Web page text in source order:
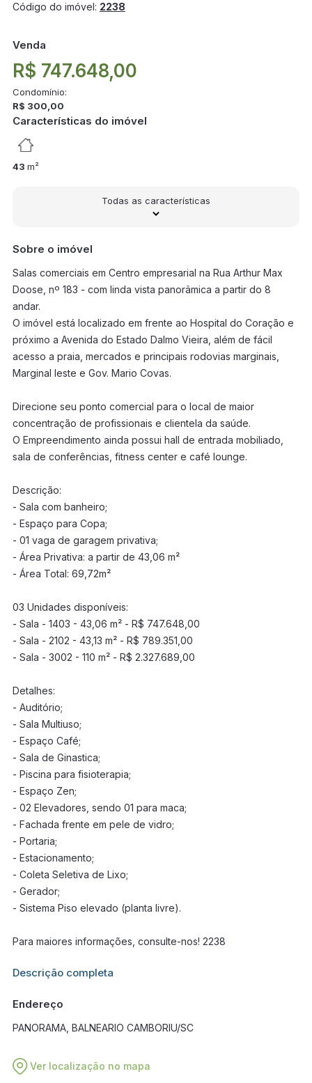
Código do imóvel: 2238
Venda
R$ 747.648,00
Condomínio:
R$ 300,00
Características do imóvel
43 m²
Todas as características
Sobre o imóvel
Salas comerciais em Centro empresarial na Rua Arthur Max
Doose, nº 183 - com linda vista panorâmica a partir do 8
andar.
O imóvel está localizado em frente ao Hospital do Coração e
próximo a Avenida do Estado Dalmo Vieira, além de fácil
acesso a praia, mercados e principais rodovias marginais,
Marginal leste e Gov. Mario Covas.
Direcione seu ponto comercial para o local de maior
concentração de profissionais e clientela da saúde.
O Empreendimento ainda possui hall de entrada mobiliado,
sala de conferências, fitness center e café lounge.
Descrição:
- Sala com banheiro;
- Espaço para Copa;
- 01 vaga de garagem privativa;
- Área Privativa: a partir de 43,06 m²
- Área Total: 69,72m²
03 Unidades disponíveis:
- Sala - 1403 - 43,06 m² - R$ 747.648,00
- Sala - 2102 - 43,13 m² - R$ 789.351,00
- Sala - 3002 - 110 m² - R$ 2.327.689,00
Detalhes:
- Auditório;
- Sala Multiuso;
- Espaço Café;
- Sala de Ginastica;
- Piscina para fisioterapia;
- Espaço Zen;
- 02 Elevadores, sendo 01 para maca;
- Fachada frente em pele de vidro;
- Portaria;
- Estacionamento;
- Coleta Seletiva de Lixo;
- Gerador;
- Sistema Piso elevado (planta livre).
Para maiores informações, consulte-nos! 2238
Informações adicionais sobre este imóvel estarão disponíveis
Descrição completa
Endereço
PANORAMA, BALNEARIO CAMBORIU/SC
Ver localização no mapa